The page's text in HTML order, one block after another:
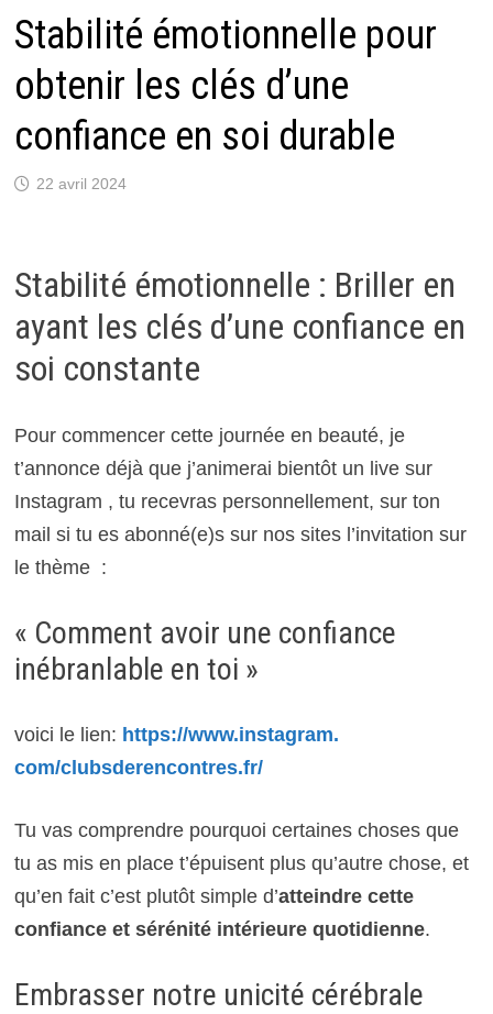
Stabilité émotionnelle pour
obtenir les clés d’une
confiance en soi durable
22 avril 2024
Stabilité émotionnelle : Briller en
ayant les clés d’une confiance en
soi constante
Pour commencer cette journée en beauté, je
t’annonce déjà que j’animerai bientôt un live sur
Instagram , tu recevras personnellement, sur ton
mail si tu es abonné(e)s sur nos sites l’invitation sur
le thème :
« Comment avoir une confiance
inébranlable en toi »
voici le lien: https://www.instagram.
com/clubsderencontres.fr/
Tu vas comprendre pourquoi certaines choses que
tu as mis en place t’épuisent plus qu’autre chose, et
qu’en fait c’est plutôt simple d’atteindre cette
confiance et sérénité intérieure quotidienne.
Embrasser notre unicité cérébrale